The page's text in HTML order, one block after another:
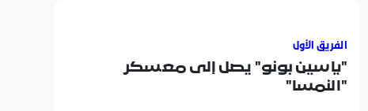
الفريق الأول
"ياسين بونو" يصل إلى معسكر
"النمسا"